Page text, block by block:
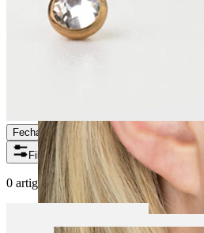
Fechar
Filtros
0 artigos encontrados